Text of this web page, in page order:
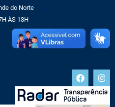
do Norte
ÀS 13H